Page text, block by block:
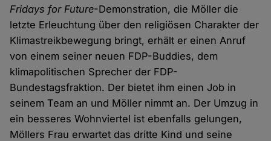
Fridays for Future-Demonstration, die Möller die
letzte Erleuchtung über den religiösen Charakter der
Klimastreikbewegung bringt, erhält er einen Anruf
von einem seiner neuen FDP-Buddies, dem
klimapolitischen Sprecher der FDP-
Bundestagsfraktion. Der bietet ihm einen Job in
seinem Team an und Möller nimmt an. Der Umzug in
ein besseres Wohnviertel ist ebenfalls gelungen,
Möllers Frau erwartet das dritte Kind und seine